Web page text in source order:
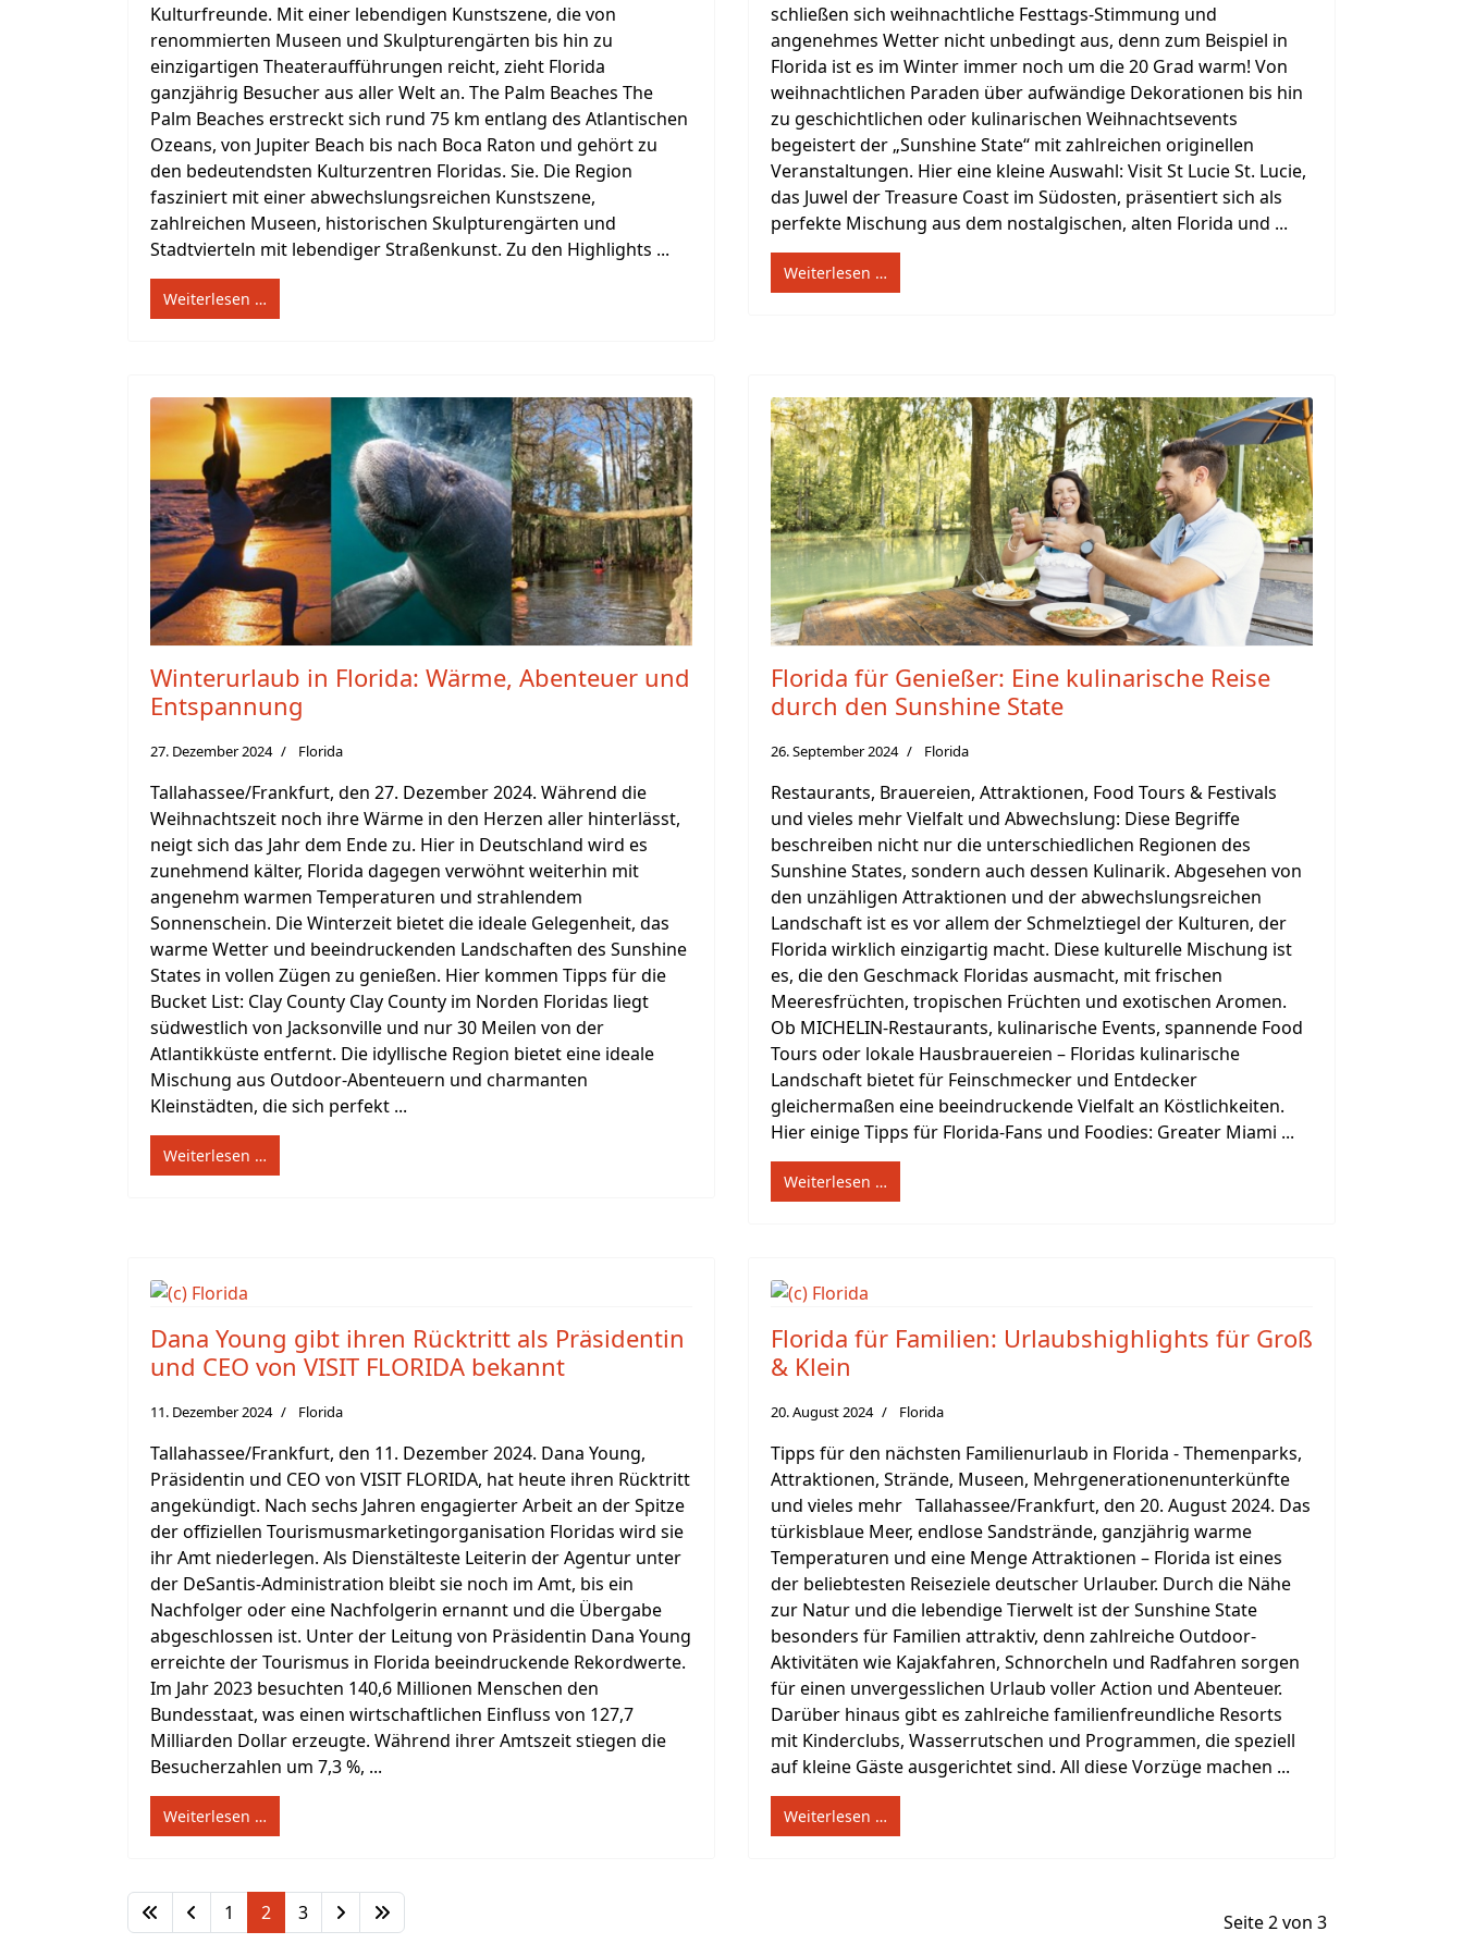
Kulturfreunde. Mit einer lebendigen Kunstszene, die von
renommierten Museen und Skulpturengärten bis hin zu
einzigartigen Theateraufführungen reicht, zieht Florida
ganzjährig Besucher aus aller Welt an. The Palm Beaches The
Palm Beaches erstreckt sich rund 75 km entlang des Atlantischen
Ozeans, von Jupiter Beach bis nach Boca Raton und gehört zu
den bedeutendsten Kulturzentren Floridas. Sie. Die Region
fasziniert mit einer abwechslungsreichen Kunstszene,
zahlreichen Museen, historischen Skulpturengärten und
Stadtvierteln mit lebendiger Straßenkunst. Zu den Highlights ...
Weiterlesen …
schließen sich weihnachtliche Festtags-Stimmung und
angenehmes Wetter nicht unbedingt aus, denn zum Beispiel in
Florida ist es im Winter immer noch um die 20 Grad warm! Von
weihnachtlichen Paraden über aufwändige Dekorationen bis hin
zu geschichtlichen oder kulinarischen Weihnachtsevents
begeistert der „Sunshine State“ mit zahlreichen originellen
Veranstaltungen. Hier eine kleine Auswahl: Visit St Lucie St. Lucie,
das Juwel der Treasure Coast im Südosten, präsentiert sich als
perfekte Mischung aus dem nostalgischen, alten Florida und ...
Weiterlesen …
Winterurlaub in Florida: Wärme, Abenteuer und
Entspannung
27. Dezember 2024 Florida
Tallahassee/Frankfurt, den 27. Dezember 2024. Während die
Weihnachtszeit noch ihre Wärme in den Herzen aller hinterlässt,
neigt sich das Jahr dem Ende zu. Hier in Deutschland wird es
zunehmend kälter, Florida dagegen verwöhnt weiterhin mit
angenehm warmen Temperaturen und strahlendem
Sonnenschein. Die Winterzeit bietet die ideale Gelegenheit, das
warme Wetter und beeindruckenden Landschaften des Sunshine
States in vollen Zügen zu genießen. Hier kommen Tipps für die
Bucket List: Clay County Clay County im Norden Floridas liegt
südwestlich von Jacksonville und nur 30 Meilen von der
Atlantikküste entfernt. Die idyllische Region bietet eine ideale
Mischung aus Outdoor-Abenteuern und charmanten
Kleinstädten, die sich perfekt ...
Weiterlesen …
Florida für Genießer: Eine kulinarische Reise
durch den Sunshine State
26. September 2024 Florida
Restaurants, Brauereien, Attraktionen, Food Tours & Festivals
und vieles mehr Vielfalt und Abwechslung: Diese Begriffe
beschreiben nicht nur die unterschiedlichen Regionen des
Sunshine States, sondern auch dessen Kulinarik. Abgesehen von
den unzähligen Attraktionen und der abwechslungsreichen
Landschaft ist es vor allem der Schmelztiegel der Kulturen, der
Florida wirklich einzigartig macht. Diese kulturelle Mischung ist
es, die den Geschmack Floridas ausmacht, mit frischen
Meeresfrüchten, tropischen Früchten und exotischen Aromen.
Ob MICHELIN-Restaurants, kulinarische Events, spannende Food
Tours oder lokale Hausbrauereien – Floridas kulinarische
Landschaft bietet für Feinschmecker und Entdecker
gleichermaßen eine beeindruckende Vielfalt an Köstlichkeiten.
Hier einige Tipps für Florida-Fans und Foodies: Greater Miami ...
Weiterlesen …
Dana Young gibt ihren Rücktritt als Präsidentin
und CEO von VISIT FLORIDA bekannt
11. Dezember 2024 Florida
Tallahassee/Frankfurt, den 11. Dezember 2024. Dana Young,
Präsidentin und CEO von VISIT FLORIDA, hat heute ihren Rücktritt
angekündigt. Nach sechs Jahren engagierter Arbeit an der Spitze
der offiziellen Tourismusmarketingorganisation Floridas wird sie
ihr Amt niederlegen. Als Dienstälteste Leiterin der Agentur unter
der DeSantis-Administration bleibt sie noch im Amt, bis ein
Nachfolger oder eine Nachfolgerin ernannt und die Übergabe
abgeschlossen ist. Unter der Leitung von Präsidentin Dana Young
erreichte der Tourismus in Florida beeindruckende Rekordwerte.
Im Jahr 2023 besuchten 140,6 Millionen Menschen den
Bundesstaat, was einen wirtschaftlichen Einfluss von 127,7
Milliarden Dollar erzeugte. Während ihrer Amtszeit stiegen die
Besucherzahlen um 7,3 %, ...
Weiterlesen …
Florida für Familien: Urlaubshighlights für Groß
& Klein
20. August 2024 Florida
Tipps für den nächsten Familienurlaub in Florida - Themenparks,
Attraktionen, Strände, Museen, Mehrgenerationenunterkünfte
und vieles mehr Tallahassee/Frankfurt, den 20. August 2024. Das
türkisblaue Meer, endlose Sandstrände, ganzjährig warme
Temperaturen und eine Menge Attraktionen – Florida ist eines
der beliebtesten Reiseziele deutscher Urlauber. Durch die Nähe
zur Natur und die lebendige Tierwelt ist der Sunshine State
besonders für Familien attraktiv, denn zahlreiche Outdoor-
Aktivitäten wie Kajakfahren, Schnorcheln und Radfahren sorgen
für einen unvergesslichen Urlaub voller Action und Abenteuer.
Darüber hinaus gibt es zahlreiche familienfreundliche Resorts
mit Kinderclubs, Wasserrutschen und Programmen, die speziell
auf kleine Gäste ausgerichtet sind. All diese Vorzüge machen ...
Weiterlesen …
Seite 2 von 3
1 2 3